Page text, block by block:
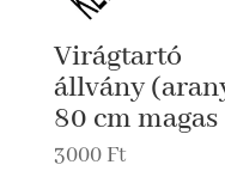
Virágtartó
állvány
80 cm magas
3000 Ft